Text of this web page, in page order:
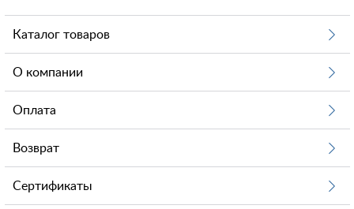
Каталог товаров
О компании
Оплата
Возврат
Сертификаты